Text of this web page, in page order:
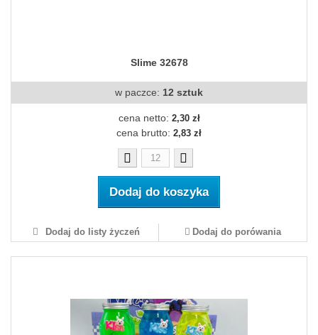
Slime 32678
w paczce: 12 sztuk
cena netto: 2,30 zł
cena brutto: 2,83 zł
Dodaj do koszyka
Dodaj do listy życzeń Dodaj do porówania